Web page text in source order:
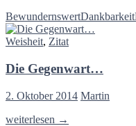
Bescheidenheit…
BewundernswertDankbarkeit
Weisheit, Zitat
Die Gegenwart…
2. Oktober 2014 Martin
Die
weiterlesen →